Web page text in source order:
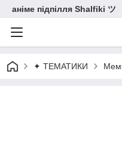
аніме підпілля Shalfiki ツ
✦ ТЕМАТИКИ